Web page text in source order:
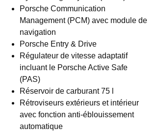
Porsche Communication
Management (PCM) avec module de
navigation
Porsche Entry & Drive
Régulateur de vitesse adaptatif
incluant le Porsche Active Safe
(PAS)
Réservoir de carburant 75 l
Rétroviseurs extérieurs et intérieur
avec fonction anti-éblouissement
automatique